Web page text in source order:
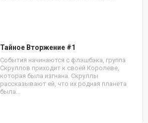
Тайное Вторжение #1
События начинаются с флэшбэка, группа
Скруллов приходит к своей Королеве,
которая была изгнана. Скруллы
рассказывают ей, что их родная планета
была...